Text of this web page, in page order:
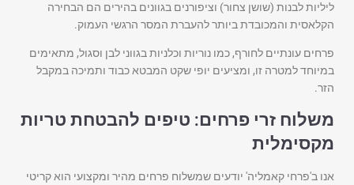
ליליות לבנות (שושן צחור) וציפורנים בגוונים בהירים הם הבחירה
הקלאסית והמכובדת ביותר להעברת המסר הרגשי העמוק.
פרחים עונתיים לחורף, כמו נוריות וכלניות בגווני לבן וסגול, מתאימים
במיוחד למטרה זו, ומציעים יופי שקט המבטא כבוד ותמיכה במקבל
הזר.
משלוח זרי פרחים: טיפים להבטחת טריות
מקסימלית
אנו ב'פרחי קאמליה' יודעים שמשלוח פרחים מהיר ומקצועי הוא קריטי